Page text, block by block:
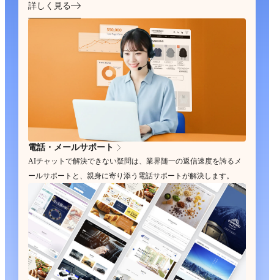
詳しく見る
電話・メールサポート
AIチャットで解決できない疑問は、業界随一の返信速度を誇るメ
ールサポートと、親身に寄り添う電話サポートが解決します。